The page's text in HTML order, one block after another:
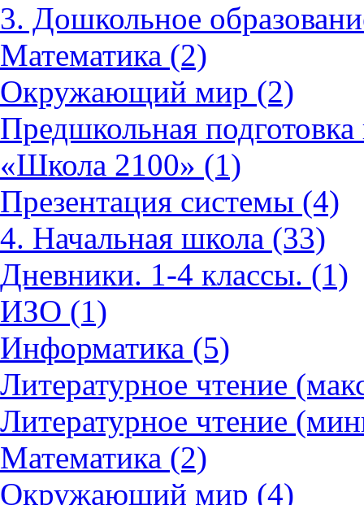
3. Дошкольное
Математика (2)
Окружающий мир (2)
Предшкольная
«Школа 2100» (1)
Презентация системы (4)
4. Начальная школа (33)
Дневники. 1-4 классы. (1)
ИЗО (1)
Информатика (5)
Литературное чтение
Литературное чтение
Математика (2)
Окружающий мир (4)